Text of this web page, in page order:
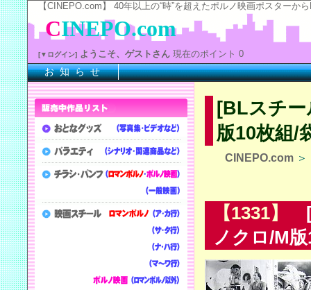
【CINEPO.com】 40年以上の“時”を超えたポルノ映画ポスター
[BLスチ
版10枚組/
CINEPO.com ＞
【1331】
ノクロ/M
※上
CINEPO.com
[▼ログイン] ようこそ、ゲストさん 現在のポイント 0
お 知 ら せ